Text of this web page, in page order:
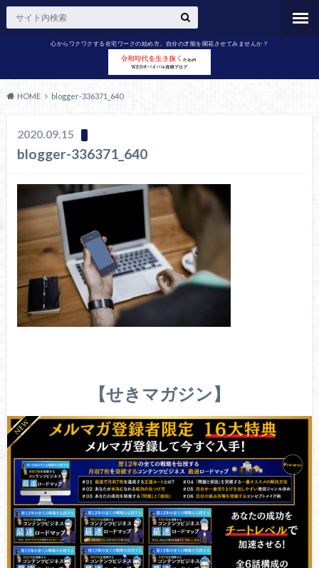
心からワクワクする在宅ワークの始め方。自分の才能を開花させてみませんか？
HOME blogger-336371_640
2020.09.15
blogger-336371_640
【せきマガジン】